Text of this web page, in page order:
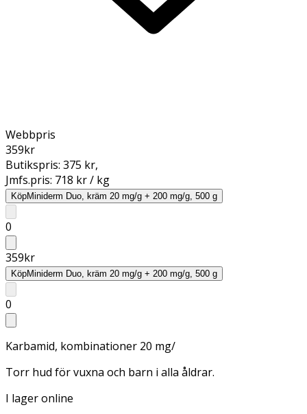
Webbpris
359kr
Butikspris: 375 kr,
Jmfs.pris: 718 kr / kg
KöpMiniderm Duo, kräm 20 mg/g + 200 mg/g, 500 g
0
359kr
KöpMiniderm Duo, kräm 20 mg/g + 200 mg/g, 500 g
0
Karbamid, kombinationer 20 mg/
Torr hud för vuxna och barn i alla åldrar.
I lager online